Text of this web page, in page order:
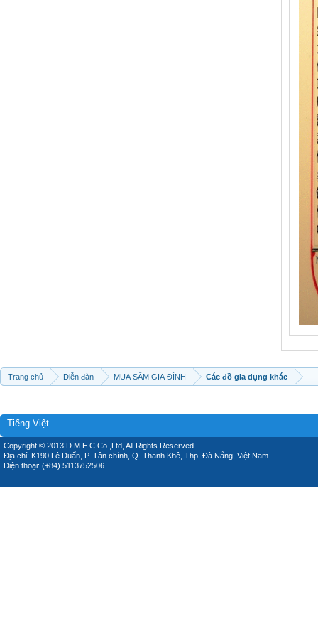
Trang chủ Diễn đàn MUA SẮM GIA ĐÌNH Các đồ gia dụng khác
Tiếng Việt
Copyright © 2013 D.M.E.C Co.,Ltd, All Rights Reserved.
Địa chỉ: K190 Lê Duẩn, P. Tân chính, Q. Thanh Khê, Thp. Đà Nẵng, Việt Nam.
Điện thoại: (+84) 5113752506